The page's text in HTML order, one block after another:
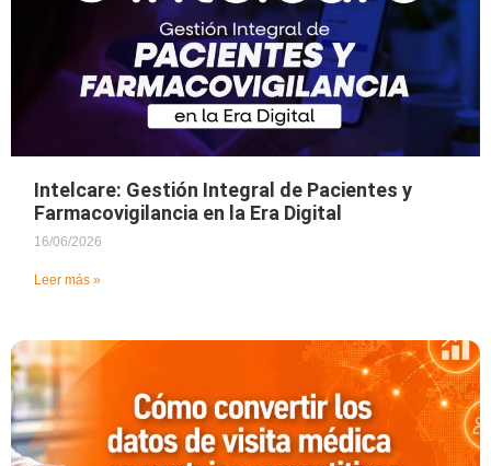
Intelcare: Gestión Integral de Pacientes y
Farmacovigilancia en la Era Digital
16/06/2026
Leer más »